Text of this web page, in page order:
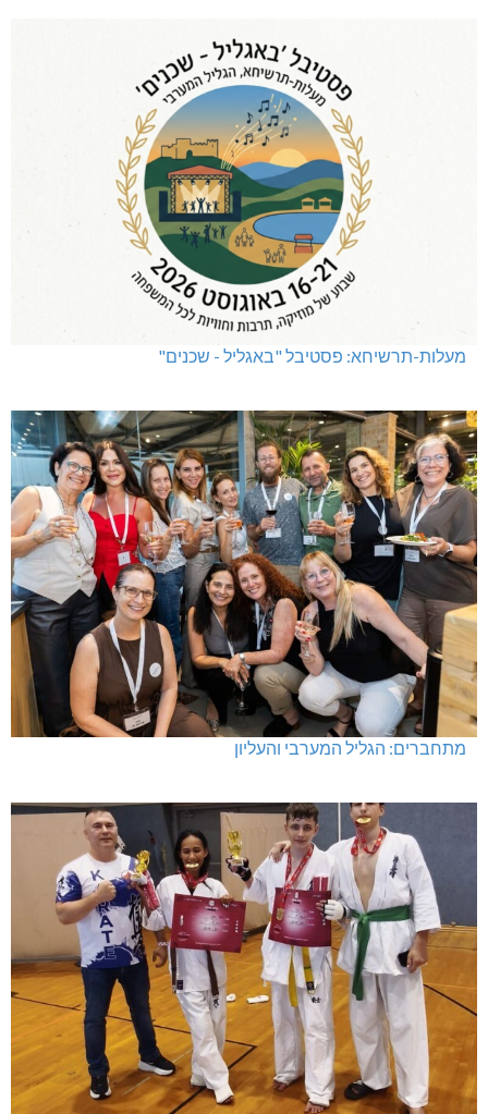
מעלות-תרשיחא: פסטיבל "באגליל - שכנים"
מתחברים: הגליל המערבי והעליון